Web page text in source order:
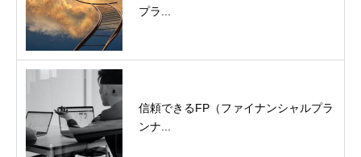
プラ...
信頼できるFP（ファイナンシャルプラ
ンナ...